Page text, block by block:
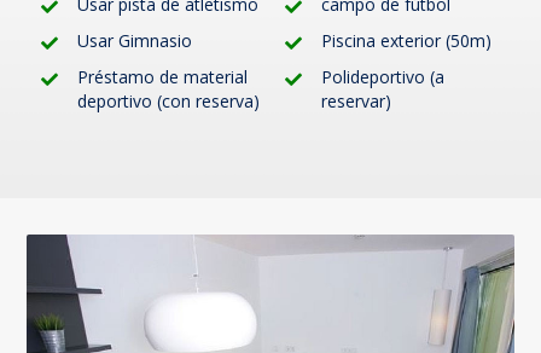
Usar Gimnasio
Préstamo de material
deportivo (con reserva)
Piscina exterior (50m)
Polideportivo (a
reservar)